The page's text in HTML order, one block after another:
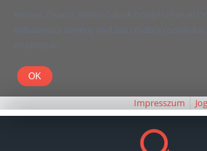
Kedves Olvasó! Weboldalunk böngészésével
felhasználói élmény javítása céljából cookie-kat
Köszönjük!
Impresszum